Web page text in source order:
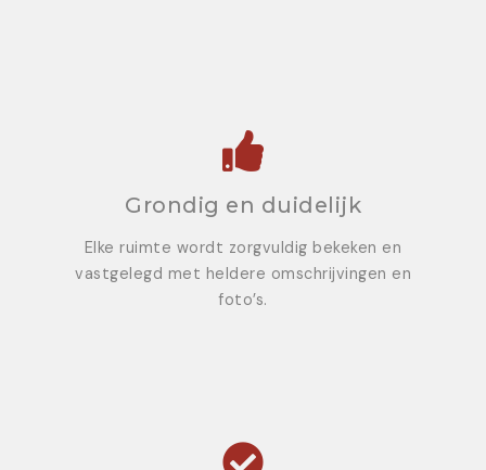
Grondig en duidelijk
Elke ruimte wordt zorgvuldig bekeken en
vastgelegd met heldere omschrijvingen en
foto’s.